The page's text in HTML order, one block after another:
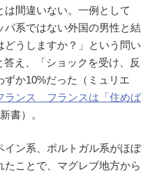
間違いない。一例として
パ系ではない外国の男性と結
うしますか？」という問い
え、「ショックを受け、反
か10%だった（ミュリエ
ランス フランスは「住めば
書）。
ン系、ポルトガル系がほぼ
ことで、マグレブ地方から